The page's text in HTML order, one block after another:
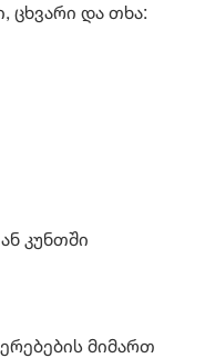
ცხვარი და თხა:
კუნთში
მიმართ